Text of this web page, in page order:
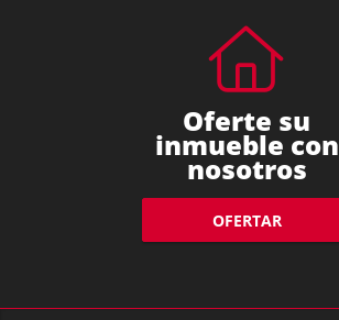
Oferte su
inmueble con
nosotros
OFERTAR